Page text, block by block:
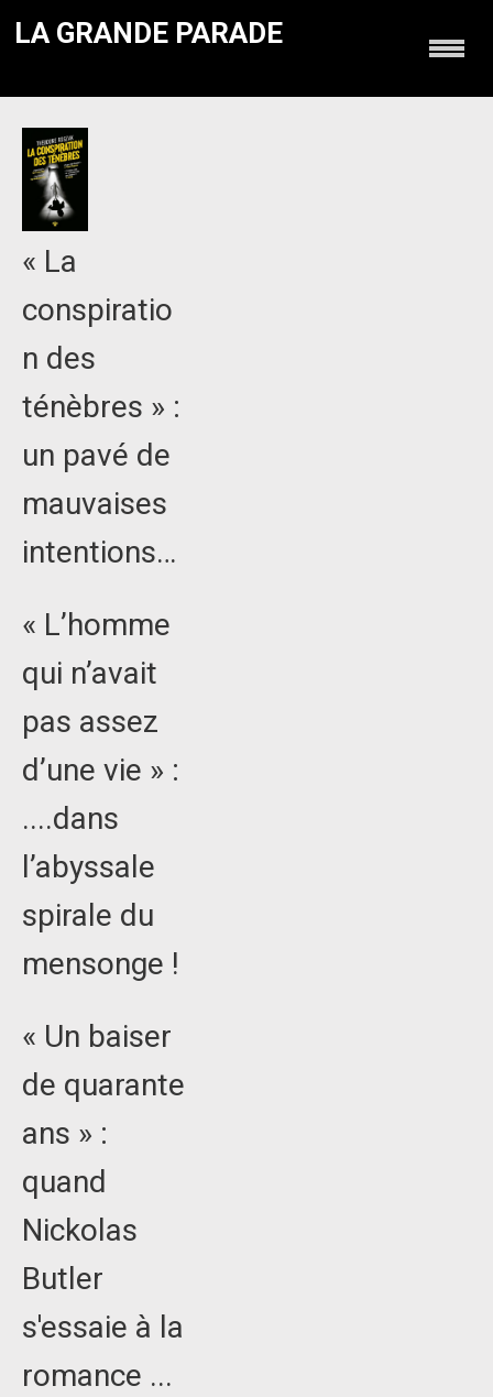
LA GRANDE PARADE
« La
conspiratio
n des
ténèbres » :
un pavé de
mauvaises
intentions…
« L’homme
qui n’avait
pas assez
d’une vie » :
....dans
l’abyssale
spirale du
mensonge !
« Un baiser
de quarante
ans » :
quand
Nickolas
Butler
s'essaie à la
romance ...